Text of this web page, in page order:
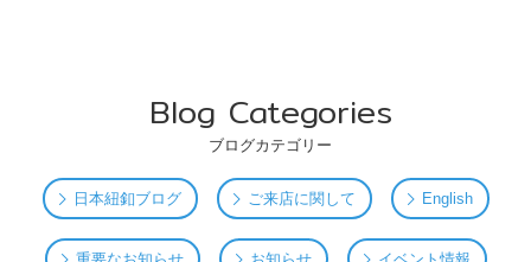
Blog Categories
ブログカテゴリー
日本紐釦ブログ ご来店に関して English